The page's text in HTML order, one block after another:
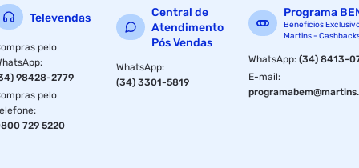
Televendas
pelo
:
98428-2779
pelo
:
729 5220
Central de
Atendimento
Pós Vendas
WhatsApp:
(34) 3301-5819
Programa
Benefícios
Martins -
WhatsApp:(34) 8413-
E-mail: